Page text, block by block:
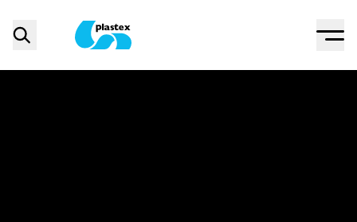
Menu